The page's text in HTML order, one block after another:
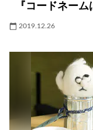
『コードネー
2019.12.26